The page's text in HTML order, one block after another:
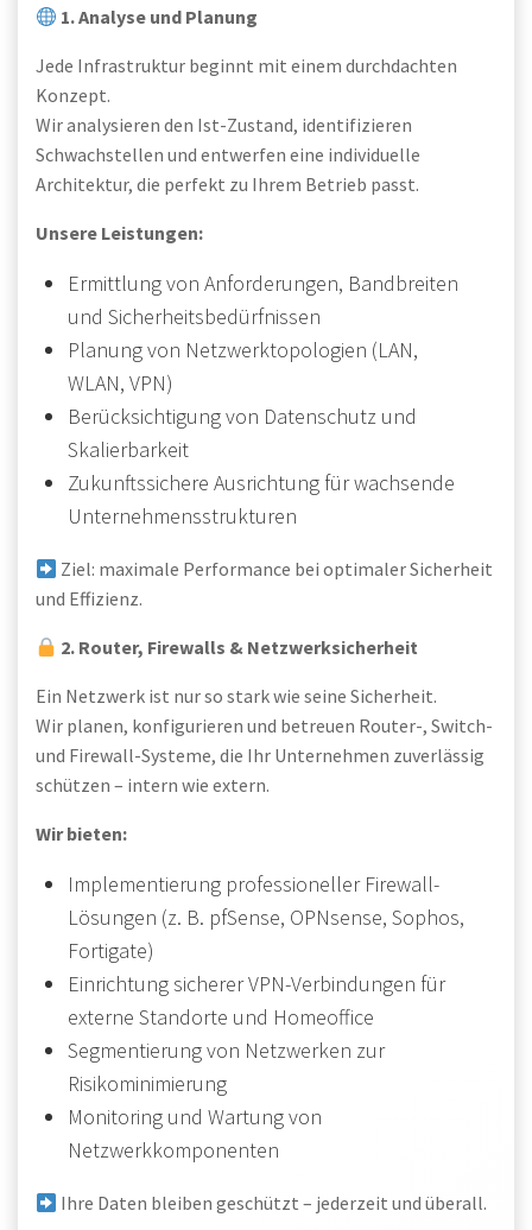
1. Analyse und Planung
Jede Infrastruktur beginnt mit einem durchdachten
Konzept.
Wir analysieren den Ist-Zustand, identifizieren
Schwachstellen und entwerfen eine individuelle
Architektur, die perfekt zu Ihrem Betrieb passt.
Unsere Leistungen:
Ermittlung von Anforderungen, Bandbreiten
und Sicherheitsbedürfnissen
Planung von Netzwerktopologien (LAN,
WLAN, VPN)
Berücksichtigung von Datenschutz und
Skalierbarkeit
Zukunftssichere Ausrichtung für wachsende
Unternehmensstrukturen
Ziel: maximale Performance bei optimaler Sicherheit
und Effizienz.
2. Router, Firewalls & Netzwerksicherheit
Ein Netzwerk ist nur so stark wie seine Sicherheit.
Wir planen, konfigurieren und betreuen Router-, Switch-
und Firewall-Systeme, die Ihr Unternehmen zuverlässig
schützen – intern wie extern.
Wir bieten:
Implementierung professioneller Firewall-
Lösungen (z. B. pfSense, OPNsense, Sophos,
Fortigate)
Einrichtung sicherer VPN-Verbindungen für
externe Standorte und Homeoffice
Segmentierung von Netzwerken zur
Risikominimierung
Monitoring und Wartung von
Netzwerkkomponenten
Ihre Daten bleiben geschützt – jederzeit und überall.